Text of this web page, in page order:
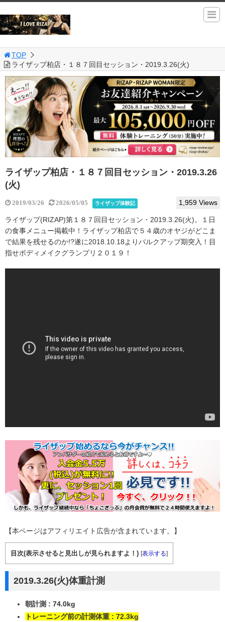
TOP
ライザップ柏店・１８７回目セッション・2019.3.26(火)
ライザップ柏店・１８７回目セッション・2019.3.26
(火)
2019/03/26 2026/05/05 ライザップ体験記 1,959 Views
ライザップ(RIZAP)第１８７回目セッション・2019.3.26(火)。１日
の食事メニュー掲載中！ライザップ柏店で５４歳のオヤジがどこま
で結果を残せるのか!?遂に2018.10.18よりバルクアップ期突入！目
指せボディメイクグランプリ２０１９！
【本ページはアフィリエイト広告が含まれています。】
目次(表示させると見出しが見られますよ！) [表示する]
2019.3.26(火)体重計測
朝計測 : 74.0kg
トレーニング前の計測体重 : 72.3kg